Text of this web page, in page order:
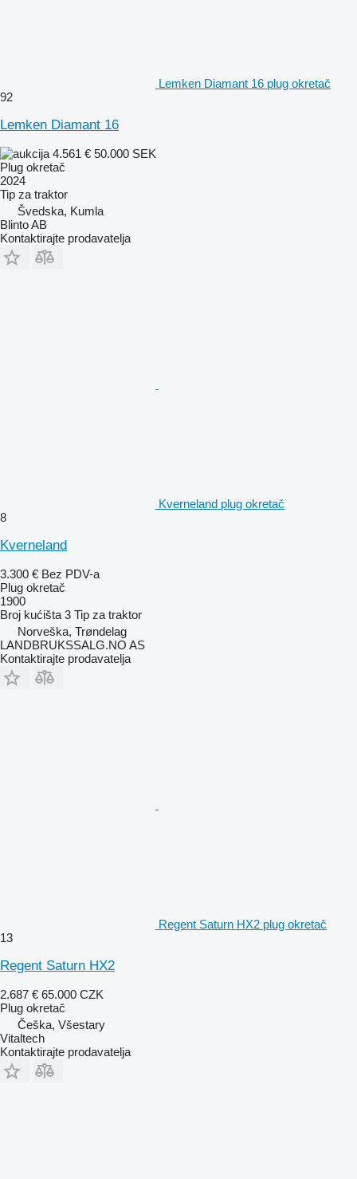
Lemken Diamant 16 plug okretač
92
Lemken Diamant 16
4.561 € 50.000 SEK
Plug okretač
2024
Tip za traktor
Švedska, Kumla
Blinto AB
Kontaktirajte prodavatelja
Kverneland plug okretač
8
Kverneland
3.300 € Bez PDV-a
Plug okretač
1900
Broj kućišta 3 Tip za traktor
Norveška, Trøndelag
LANDBRUKSSALG.NO AS
Kontaktirajte prodavatelja
Regent Saturn HX2 plug okretač
13
Regent Saturn HX2
2.687 € 65.000 CZK
Plug okretač
Češka, Všestary
Vitaltech
Kontaktirajte prodavatelja